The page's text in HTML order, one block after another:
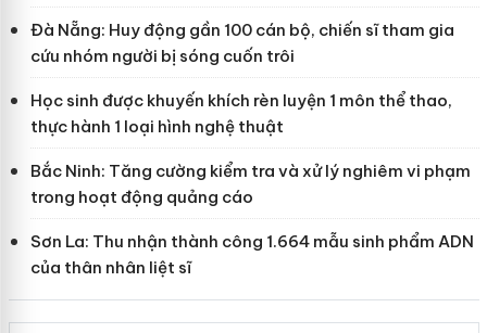
Đà Nẵng: Huy động gần 100 cán bộ, chiến sĩ tham gia
cứu nhóm người bị sóng cuốn trôi
Học sinh được khuyến khích rèn luyện 1 môn thể thao,
thực hành 1 loại hình nghệ thuật
Bắc Ninh: Tăng cường kiểm tra và xử lý nghiêm vi phạm
trong hoạt động quảng cáo
Sơn La: Thu nhận thành công 1.664 mẫu sinh phẩm ADN
của thân nhân liệt sĩ